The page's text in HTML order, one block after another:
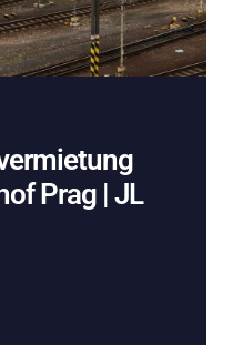
Prag | JL